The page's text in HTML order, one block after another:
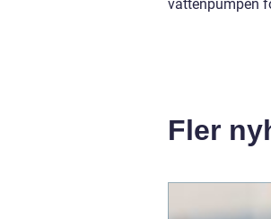
vattenpumpen
Fler